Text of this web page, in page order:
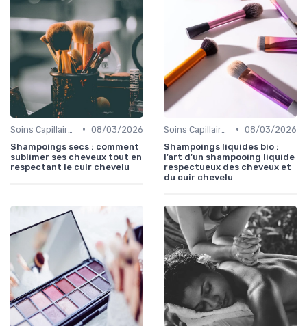
• 08/03/2026
Shampoings secs : comment
sublimer ses cheveux tout en
respectant le cuir chevelu
• 08/03/2026
Shampoings liquides bio :
l’art d’un shampooing liquide
respectueux des cheveux et
du cuir chevelu